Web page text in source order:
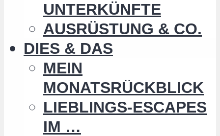
UNTERKÜNFTE
AUSRÜSTUNG & CO.
DIES & DAS
MEIN
MONATSRÜCKBLICK
LIEBLINGS-ESCAPES
IM …